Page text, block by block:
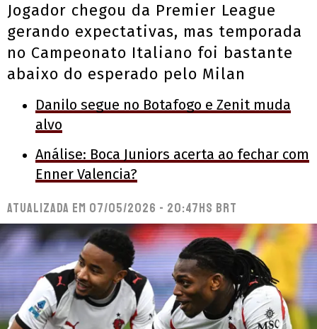
Jogador chegou da Premier League
gerando expectativas, mas temporada
no Campeonato Italiano foi bastante
abaixo do esperado pelo Milan
Danilo segue no Botafogo e Zenit muda
alvo
Análise: Boca Juniors acerta ao fechar com
Enner Valencia?
Atualizada em 07/05/2026 - 20:47hs BRT